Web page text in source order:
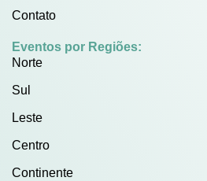
Contato
Eventos por Regiões:
Norte
Sul
Leste
Centro
Continente